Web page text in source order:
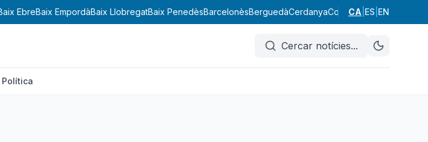
EbreBaix EmpordàBaix LlobregatBaix PenedèsBarcelonèsBerguedàCerdanyaConca de Barberà
CA ES EN
Cercar notícies...
Política